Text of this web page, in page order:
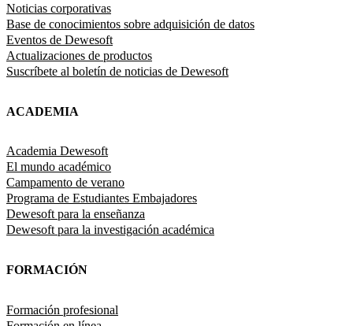
Noticias corporativas
Base de conocimientos sobre adquisición de datos
Eventos de Dewesoft
Actualizaciones de productos
Suscríbete al boletín de noticias de Dewesoft
ACADEMIA
Academia Dewesoft
El mundo académico
Campamento de verano
Programa de Estudiantes Embajadores
Dewesoft para la enseñanza
Dewesoft para la investigación académica
FORMACIÓN
Formación profesional